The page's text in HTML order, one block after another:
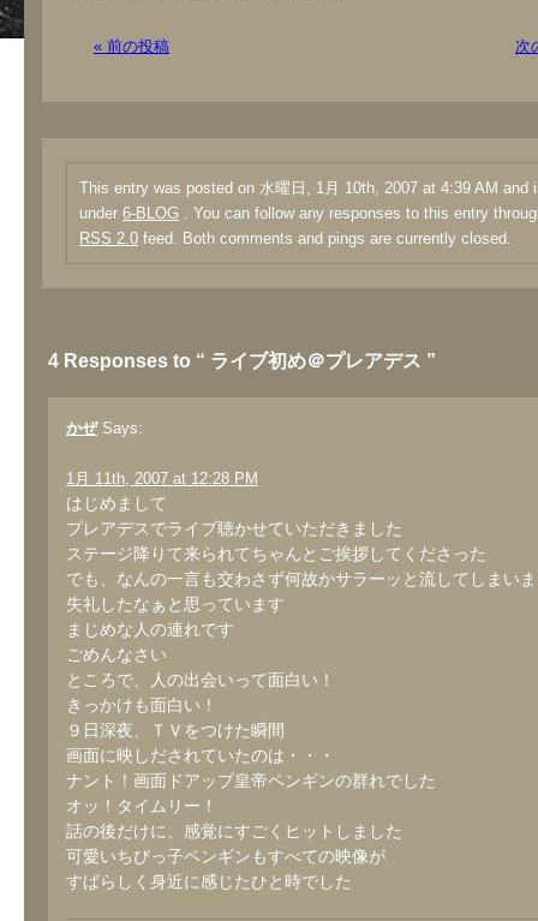
« 前の投稿 次
This entry was posted on 水曜日, 1月 10th, 2007 at 4:39 AM and
under 6-BLOG . You can follow any responses to this entry
RSS 2.0 feed. Both comments and pings are currently closed.
4 Responses to “ ライブ初め＠プレアデス ”
かぜ Says:
1月 11th, 2007 at 12:28 PM
はじめまして
プレアデスでライブ聴かせていただきました
ステージ降りて来られてちゃんとご挨拶してくださった
でも、なんの一言も交わさず何故かサラーッと流してしまい
失礼したなぁと思っています
まじめな人の連れです
ごめんなさい
ところで、人の出会いって面白い！
きっかけも面白い！
９日深夜、ＴＶをつけた瞬間
画面に映しだされていたのは・・・
ナント！画面ドアップ皇帝ペンギンの群れでした
オッ！タイムリー！
話の後だけに、感覚にすごくヒットしました
可愛いちびっ子ペンギンもすべての映像が
すばらしく身近に感じたひと時でした